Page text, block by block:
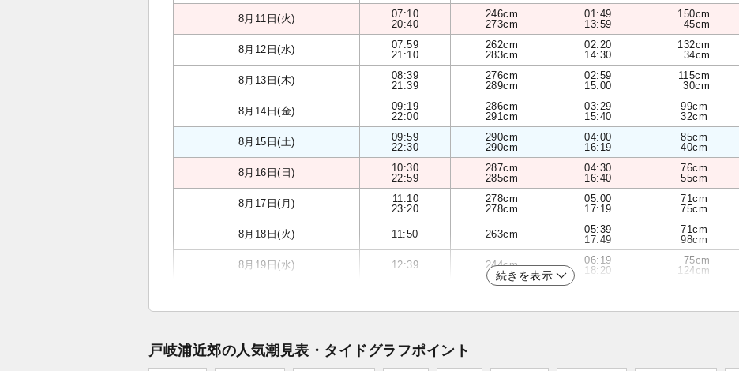
8月11日(火)
07:10
20:40
246cm
273cm
01:49
13:59
150cm
45cm
8月12日(水)
07:59
21:10
262cm
283cm
02:20
14:30
132cm
34cm
8月13日(木)
08:39
21:39
276cm
289cm
02:59
15:00
115cm
30cm
8月14日(金)
09:19
22:00
286cm
291cm
03:29
15:40
99cm
32cm
8月15日(土)
09:59
22:30
290cm
290cm
04:00
16:19
85cm
40cm
8月16日(日)
10:30
22:59
287cm
285cm
04:30
16:40
76cm
55cm
8月17日(月)
11:10
23:20
278cm
278cm
05:00
17:19
71cm
75cm
8月18日(火) 11:50 263cm
05:39
17:49
71cm
98cm
8月19日(水) 12:39 244cm
06:19
18:20
75cm
124cm
続きを表示
戸岐浦近郊の人気潮見表・タイドグラフポイント